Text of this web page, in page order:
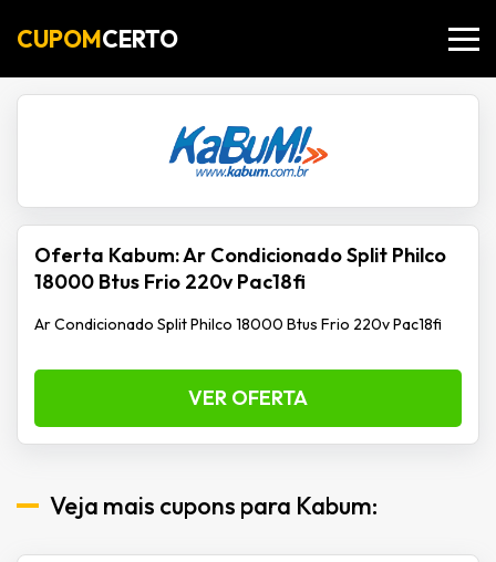
CUPOMCERTO
Oferta Kabum: Ar Condicionado Split Philco
18000 Btus Frio 220v Pac18fi
Ar Condicionado Split Philco 18000 Btus Frio 220v Pac18fi
VER OFERTA
Veja mais cupons para Kabum: